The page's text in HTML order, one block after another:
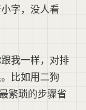
字，没人看
我一样，对排
比如用二狗
繁琐的步骤省